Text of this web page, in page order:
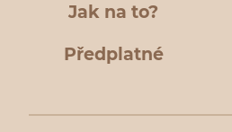
Jak na to?
Předplatné